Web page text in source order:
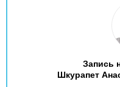
Запись
Шкурапет